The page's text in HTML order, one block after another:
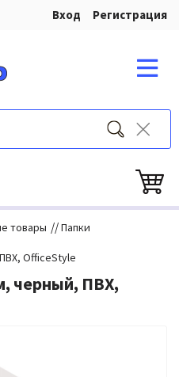
Вход Регистрация
товары //Папки
OfficeStyle
черный, ПВХ,